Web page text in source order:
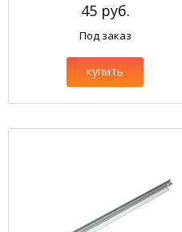
45 руб.
Под заказ
купить